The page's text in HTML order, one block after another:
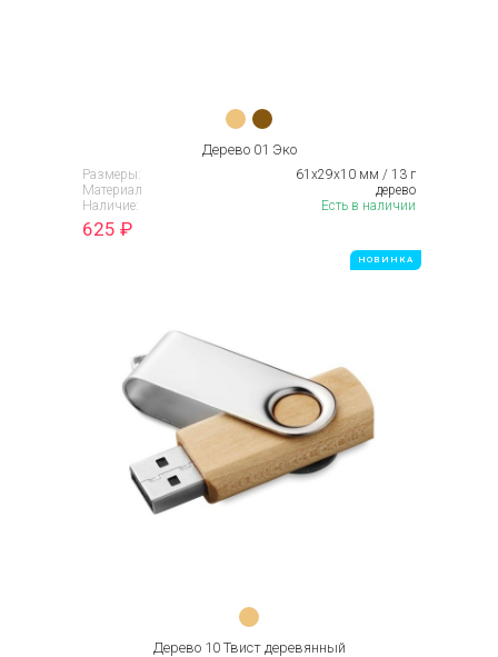
Дерево 01 Эко
Размеры:
61х29х10 мм / 13 г
Материал
дерево
Наличие:
Есть в наличии
625 ₽
НОВИНКА
Дерево 10 Твист деревянный